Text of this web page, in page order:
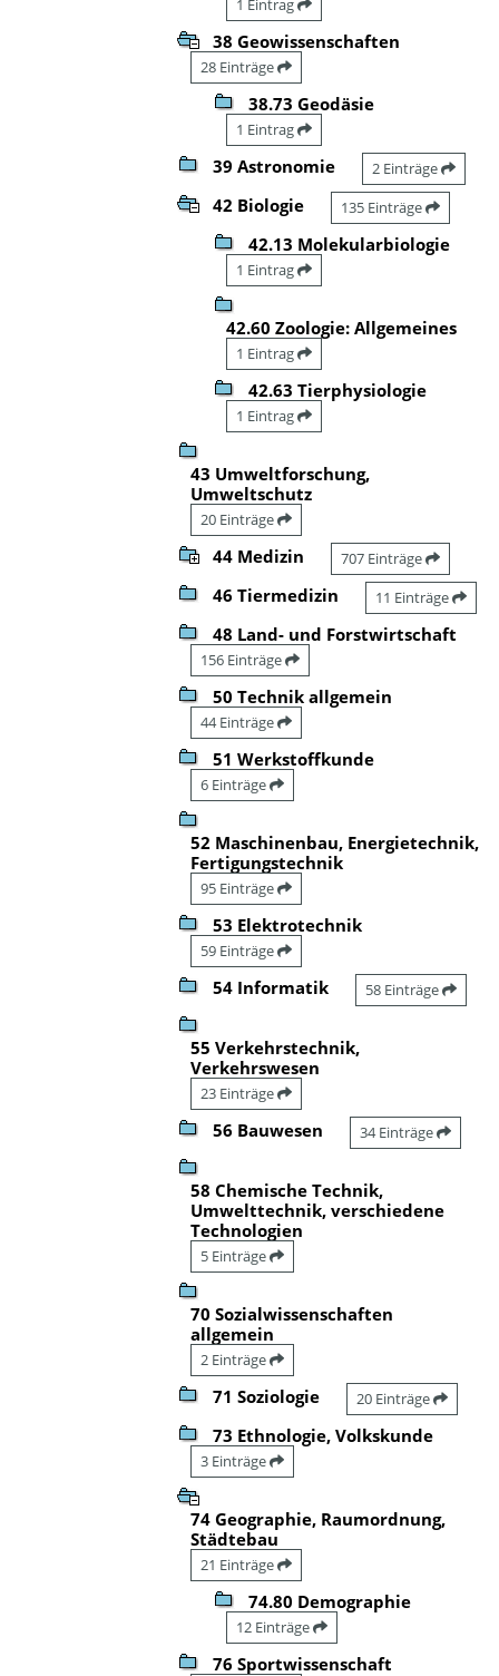
1 Eintrag
38 Geowissenschaften
28 Einträge
38.73 Geodäsie
1 Eintrag
39 Astronomie 2 Einträge
42 Biologie 135 Einträge
42.13 Molekularbiologie
1 Eintrag
42.60 Zoologie: Allgemeines
1 Eintrag
42.63 Tierphysiologie
1 Eintrag
43 Umweltforschung,
Umweltschutz
20 Einträge
44 Medizin 707 Einträge
46 Tiermedizin 11 Einträge
48 Land- und Forstwirtschaft
156 Einträge
50 Technik allgemein
44 Einträge
51 Werkstoffkunde
6 Einträge
52 Maschinenbau, Energietechnik,
Fertigungstechnik
95 Einträge
53 Elektrotechnik
59 Einträge
54 Informatik 58 Einträge
55 Verkehrstechnik,
Verkehrswesen
23 Einträge
56 Bauwesen 34 Einträge
58 Chemische Technik,
Umwelttechnik, verschiedene
Technologien
5 Einträge
70 Sozialwissenschaften
allgemein
2 Einträge
71 Soziologie 20 Einträge
73 Ethnologie, Volkskunde
3 Einträge
74 Geographie, Raumordnung,
Städtebau
21 Einträge
74.80 Demographie
12 Einträge
76 Sportwissenschaft